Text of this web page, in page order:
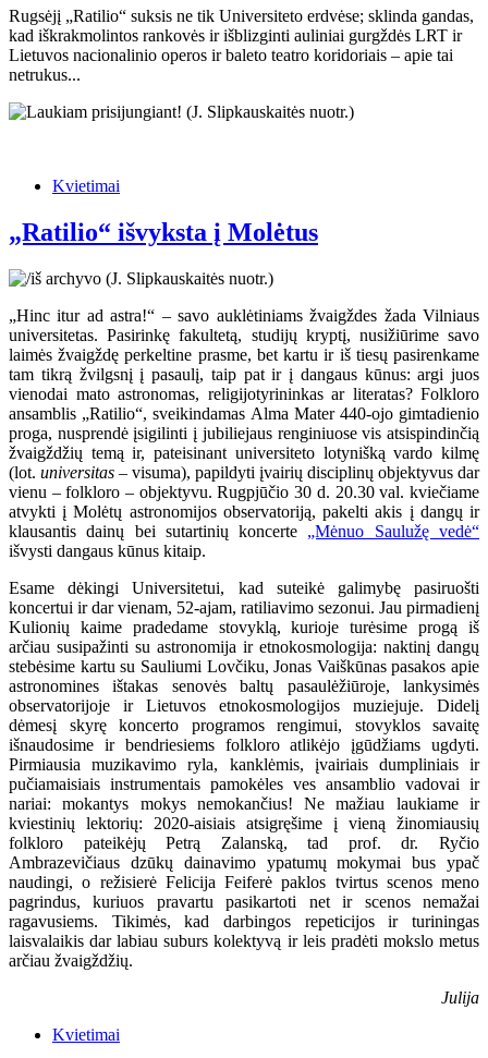
Rugsėjį „Ratilio“ suksis ne tik Universiteto erdvėse; sklinda gandas,
kad iškrakmolintos rankovės ir išblizginti auliniai gurgždės LRT ir
Lietuvos nacionalinio operos ir baleto teatro koridoriais – apie tai
netrukus...
Kvietimai
„Ratilio“ išvyksta į Molėtus
„Hinc itur ad astra!“ – savo auklėtiniams žvaigždes žada Vilniaus
universitetas. Pasirinkę fakultetą, studijų kryptį, nusižiūrime savo
laimės žvaigždę perkeltine prasme, bet kartu ir iš tiesų pasirenkame
tam tikrą žvilgsnį į pasaulį, taip pat ir į dangaus kūnus: argi juos
vienodai mato astronomas, religijotyrininkas ar literatas? Folkloro
ansamblis „Ratilio“, sveikindamas Alma Mater 440-ojo gimtadienio
proga, nusprendė įsigilinti į jubiliejaus renginiuose vis atsispindinčią
žvaigždžių temą ir, pateisinant universiteto lotynišką vardo kilmę
(lot. universitas – visuma), papildyti įvairių disciplinų objektyvus dar
vienu – folkloro – objektyvu. Rugpjūčio 30 d. 20.30 val. kviečiame
atvykti į Molėtų astronomijos observatoriją, pakelti akis į dangų ir
klausantis dainų bei sutartinių koncerte „Mėnuo Saulužę vedė“
išvysti dangaus kūnus kitaip.
Esame dėkingi Universitetui, kad suteikė galimybę pasiruošti
koncertui ir dar vienam, 52-ajam, ratiliavimo sezonui. Jau pirmadienį
Kulionių kaime pradedame stovyklą, kurioje turėsime progą iš
arčiau susipažinti su astronomija ir etnokosmologija: naktinį dangų
stebėsime kartu su Sauliumi Lovčiku, Jonas Vaiškūnas pasakos apie
astronomines ištakas senovės baltų pasaulėžiūroje, lankysimės
observatorijoje ir Lietuvos etnokosmologijos muziejuje. Didelį
dėmesį skyrę koncerto programos rengimui, stovyklos savaitę
išnaudosime ir bendriesiems folkloro atlikėjo įgūdžiams ugdyti.
Pirmiausia muzikavimo ryla, kanklėmis, įvairiais dumpliniais ir
pučiamaisiais instrumentais pamokėles ves ansamblio vadovai ir
nariai: mokantys mokys nemokančius! Ne mažiau laukiame ir
kviestinių lektorių: 2020-aisiais atsigręšime į vieną žinomiausių
folkloro pateikėjų Petrą Zalanską, tad prof. dr. Ryčio
Ambrazevičiaus dzūkų dainavimo ypatumų mokymai bus ypač
naudingi, o režisierė Felicija Feiferė paklos tvirtus scenos meno
pagrindus, kuriuos pravartu pasikartoti net ir scenos nemažai
ragavusiems. Tikimės, kad darbingos repeticijos ir turiningas
laisvalaikis dar labiau suburs kolektyvą ir leis pradėti mokslo metus
arčiau žvaigždžių.
Julija
Kvietimai